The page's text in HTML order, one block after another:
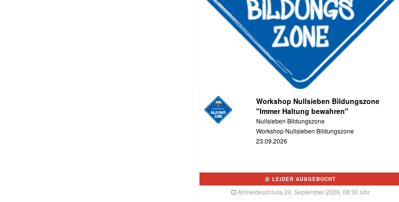
Workshop Nullsieben Bildungszone
"Immer Haltung bewahren"
Nullsieben Bildungszone
Workshop Nullsieben Bildungszone
23.09.2026
LEIDER AUSGEBUCHT
Anmeldeschluss 20. September 2026, 08:30 Uhr